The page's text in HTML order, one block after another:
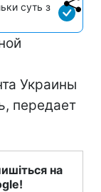
суть з
Украины
передает
на